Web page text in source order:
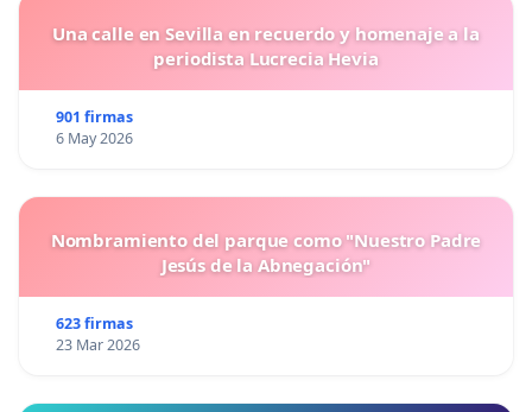
Una calle en Sevilla en recuerdo y homenaje a la
periodista Lucrecia Hevia
901 firmas
6 May 2026
Nombramiento del parque como "Nuestro Padre
Jesús de la Abnegación"
623 firmas
23 Mar 2026